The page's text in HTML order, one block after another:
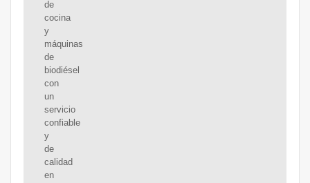
de
cocina
y
máquinas
de
biodiésel
con
un
servicio
confiable
y
de
calidad
en